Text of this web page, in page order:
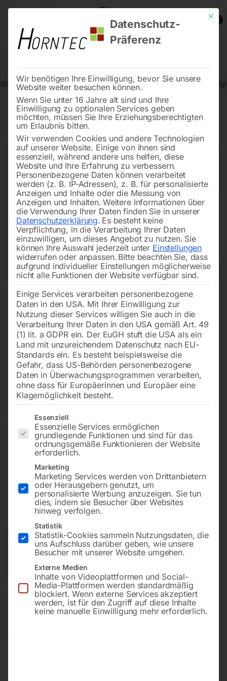
0
Start Metallbearbeitung Metall-Bandsägemaschinen PVC-
PVC-Handgriff kompl. Nr. 116 +
zu CY 210-2GN und CY 260-2G
96,00
inkl. MwSt. zzgl.Versandkosten
Lieferzeit:ca. 2 - 3 Tage
Versandkosten Standard (Österreich): €10,00
Bitte beachten Sie: Die Versandkosten gelten für Österreich.
Andere Länder können abweichen.
In den Warenkorb
Mit
Datenschutz-
Präferenz
Wir benötigen Ihre Einwilligung, bevor Sie unsere
Website weiter besuchen können.
Wenn Sie unter 16 Jahre alt sind und Ihre
Einwilligung zu optionalen Services geben
möchten, müssen Sie Ihre Erziehungsberechtigten
um Erlaubnis bitten.
Wir verwenden Cookies und andere Technologien
auf unserer Website. Einige von ihnen sind
essenziell, während andere uns helfen, diese
Website und Ihre Erfahrung zu verbessern.
Personenbezogene Daten können verarbeitet
werden (z. B. IP-Adressen), z. B. für personalisierte
Anzeigen und Inhalte oder die Messung von
Anzeigen und Inhalten. Weitere Informationen über
die Verwendung Ihrer Daten finden Sie in unserer
Datenschutzerklärung. Es besteht keine
Verpflichtung, in die Verarbeitung Ihrer Daten
einzuwilligen, um dieses Angebot zu nutzen. Sie
können Ihre Auswahl jederzeit unter Einstellungen
widerrufen oder anpassen. Bitte beachten Sie, dass
aufgrund individueller Einstellungen möglicherweise
nicht alle Funktionen der Website verfügbar sind.
Einige Services verarbeiten personenbezogene
Daten in den USA. Mit Ihrer Einwilligung zur
Nutzung dieser Services willigen Sie auch in die
Verarbeitung Ihrer Daten in den USA gemäß Art. 49
(1) lit. a GDPR ein. Der EuGH stuft die USA als ein
Land mit unzureichendem Datenschutz nach EU-
Standards ein. Es besteht beispielsweise die
Gefahr, dass US-Behörden personenbezogene
Daten in Überwachungsprogrammen verarbeiten,
ohne dass für Europäerinnen und Europäer eine
Klagemöglichkeit besteht.
Es folgt eine Liste der Service-Gruppen, für die eine
Essenziell
Essenzielle Services ermöglichen
grundlegende Funktionen und sind für das
ordnungsgemäße Funktionieren der Website
erforderlich.
Marketing
Marketing Services werden von Drittanbietern
oder Herausgebern genutzt, um
personalisierte Werbung anzuzeigen. Sie tun
dies, indem sie Besucher über Websites
hinweg verfolgen.
Statistik
Statistik-Cookies sammeln Nutzungsdaten, die
uns Aufschluss darüber geben, wie unsere
Besucher mit unserer Website umgehen.
Externe Medien
Inhalte von Videoplattformen und Social-
Media-Plattformen werden standardmäßig
blockiert. Wenn externe Services akzeptiert
werden, ist für den Zugriff auf diese Inhalte
keine manuelle Einwilligung mehr erforderlich.